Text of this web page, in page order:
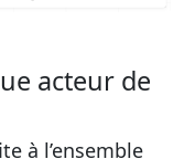
acteur de
à l’ensemble